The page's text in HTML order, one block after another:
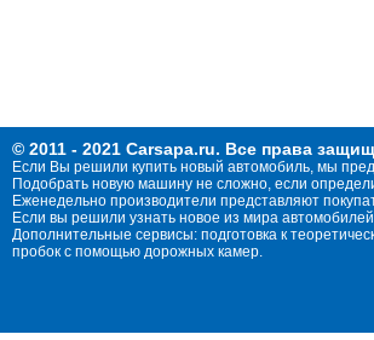
© 2011 - 2021 Carsapa.ru. Все права
Если Вы решили купить новый автомобиль, мы
Подобрать новую машину не сложно, если
Еженедельно производители представляют
Если вы решили узнать новое из мира
Дополнительные сервисы: подготовка к
пробок с помощью дорожных камер.